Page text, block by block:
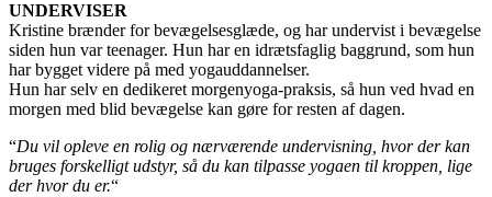
UNDERVISER
Kristine brænder for bevægelsesglæde, og har undervist i bevægelse
siden hun var teenager. Hun har en idrætsfaglig baggrund, som hun
har bygget videre på med yogauddannelser.
Hun har selv en dedikeret morgenyoga-praksis, så hun ved hvad en
morgen med blid bevægelse kan gøre for resten af dagen.
“Du vil opleve en rolig og nærværende undervisning, hvor der kan
bruges forskelligt udstyr, så du kan tilpasse yogaen til kroppen, lige
der hvor du er.“